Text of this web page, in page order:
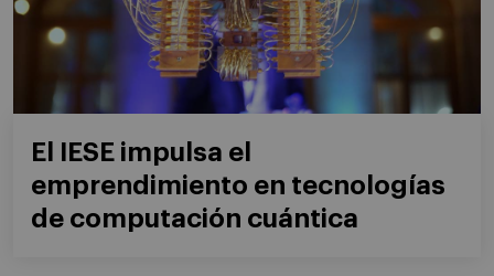
El IESE impulsa el
emprendimiento en tecnologías
de computación cuántica